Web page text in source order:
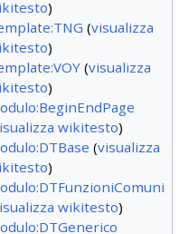
)
(visualizza
)
(visualizza
)
wikitesto)
(visualizza
)
wikitesto)